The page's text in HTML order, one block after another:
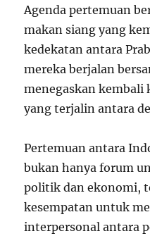
Agenda pertemuan
makan siang yang
kedekatan antara
mereka berjalan
menegaskan kembali
yang terjalin antara
Pertemuan antara
bukan hanya forum
politik dan ekonomi,
kesempatan untuk
interpersonal antara